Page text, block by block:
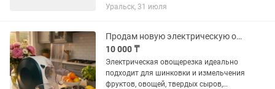
соблюдение чистоты на рабочем
аккуратность,...
Уральск, 31 июля
Продам новую электрическую овощерезку
10 000 ₸
Электрическая овощерезка идеально
подходит для шинковки и измельчения
фруктов, овощей, твердых сыров,